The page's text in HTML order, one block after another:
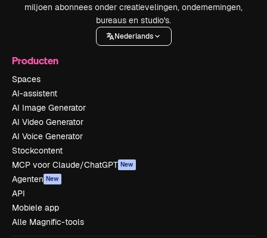
miljoen abonnees onder creatievelingen, ondernemingen,
bureaus en studio's.
Nederlands
Producten
Spaces
AI-assistent
AI Image Generator
AI Video Generator
AI Voice Generator
Stockcontent
MCP voor Claude/ChatGPT New
Agenten New
API
Mobiele app
Alle Magnific-tools